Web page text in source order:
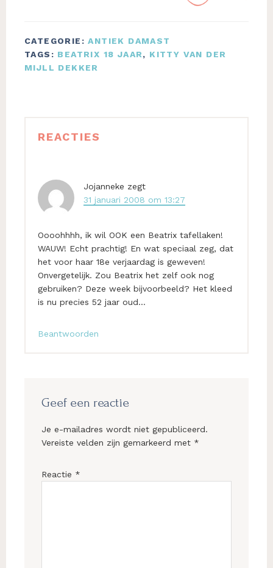
CATEGORIE:ANTIEK DAMAST
TAGS: BEATRIX 18 JAAR, KITTY VAN DER
MIJLL DEKKER
Interacties
REACTIES
Jojanneke zegt
31 januari 2008 om 13:27
Oooohhhh, ik wil OOK een Beatrix tafellaken!
WAUW! Echt prachtig! En wat speciaal zeg, dat
het voor haar 18e verjaardag is geweven!
Onvergetelijk. Zou Beatrix het zelf ook nog
gebruiken? Deze week bijvoorbeeld? Het kleed
is nu precies 52 jaar oud…
Beantwoorden
Geef een reactie
Je e-mailadres wordt niet gepubliceerd.
Vereiste velden zijn gemarkeerd met *
Reactie *